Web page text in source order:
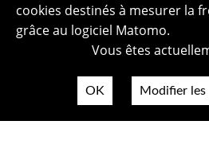
cookies destinés à mesurer la
grâce au logiciel Matomo.
Vous êtes
OK Modifier les